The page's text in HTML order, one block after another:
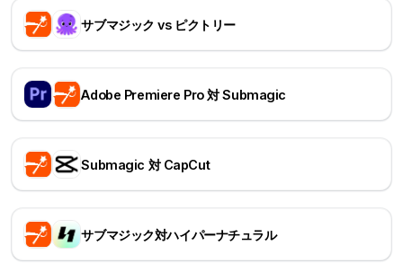
サブマジック vs ピクトリー
Adobe Premiere Pro 対 Submagic
Submagic 対 CapCut
サブマジック対ハイパーナチュラル